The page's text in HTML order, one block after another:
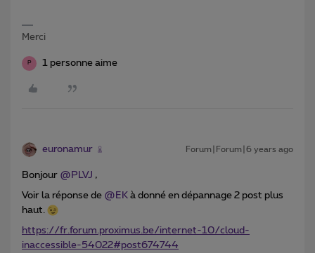
Merci
P 1 personne aime
euronamur Forum|Forum|6 years ago
Bonjour @PLVJ ,
Voir la réponse de @EK à donné en dépannage 2 post plus
haut.
https://fr.forum.proximus.be/internet-10/cloud-
inaccessible-54022#post674744